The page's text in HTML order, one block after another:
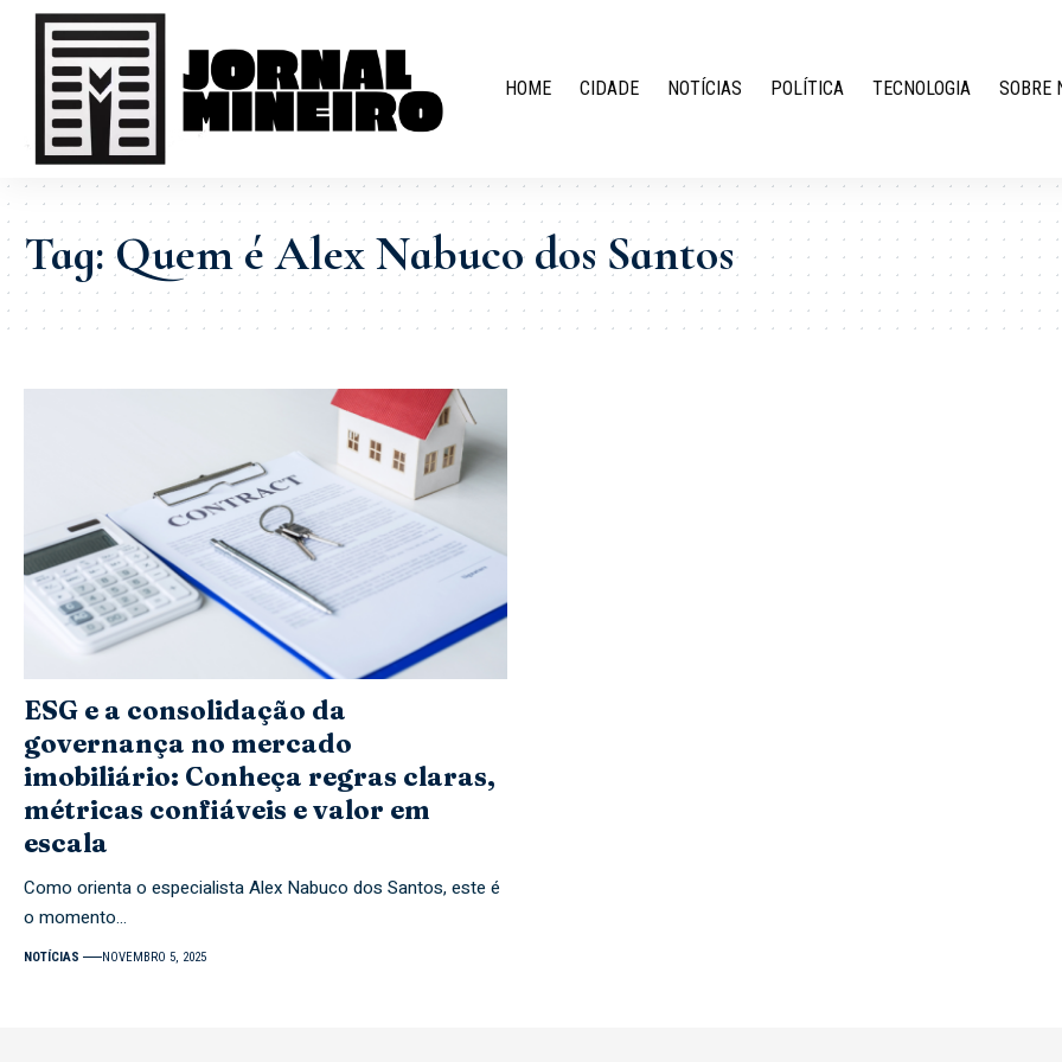
HOME CIDADE NOTÍCIAS POLÍTICA TECNOLOGIA SOBRE
Tag:Quem é Alex Nabuco dos Santos
ESG e a consolidação da
governança no mercado
imobiliário: Conheça regras claras,
métricas confiáveis e valor em
escala
Como orienta o especialista Alex Nabuco dos Santos, este é
o momento…
NOTÍCIAS NOVEMBRO 5, 2025